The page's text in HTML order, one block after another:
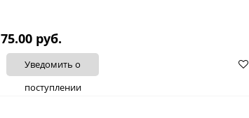
75.00 руб.
Уведомить о
поступлении